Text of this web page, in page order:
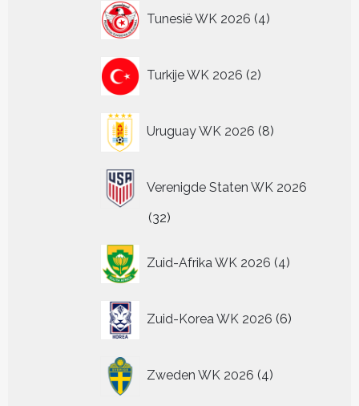
Tunesië WK 2026 4
producten
Turkije WK 2026 2
producten
Uruguay WK 2026 8
producten
Verenigde Staten WK 2026
3232
Zuid-Afrika WK 2026 4
producten
Zuid-Korea WK 2026 6
producten
Zweden WK 2026 4
producten